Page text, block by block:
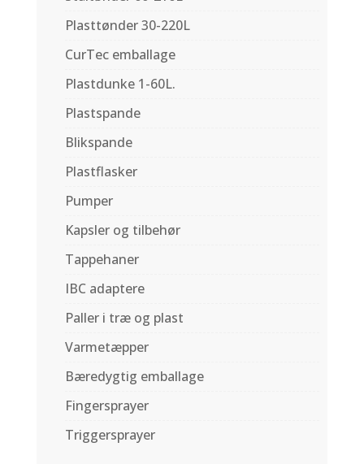
Plasttønder 30-220L
CurTec emballage
Plastdunke 1-60L.
Plastspande
Blikspande
Plastflasker
Pumper
Kapsler og tilbehør
Tappehaner
IBC adaptere
Paller i træ og plast
Varmetæpper
Bæredygtig emballage
Fingersprayer
Triggersprayer